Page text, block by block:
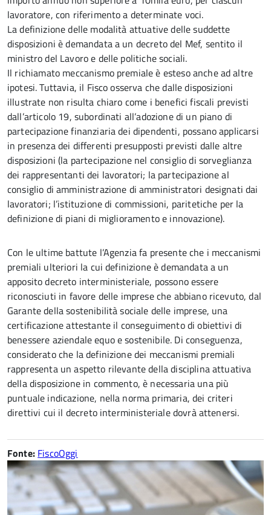
lavoratore, con riferimento a determinate voci.
La definizione delle modalità attuative delle suddette
disposizioni è demandata a un decreto del Mef, sentito il
ministro del Lavoro e delle politiche sociali.
Il richiamato meccanismo premiale è esteso anche ad altre
ipotesi. Tuttavia, il Fisco osserva che dalle disposizioni
illustrate non risulta chiaro come i benefici fiscali previsti
dall’articolo 19, subordinati all’adozione di un piano di
partecipazione finanziaria dei dipendenti, possano applicarsi
in presenza dei differenti presupposti previsti dalle altre
disposizioni (la partecipazione nel consiglio di sorveglianza
dei rappresentanti dei lavoratori; la partecipazione al
consiglio di amministrazione di amministratori designati dai
lavoratori; l’istituzione di commissioni, paritetiche per la
definizione di piani di miglioramento e innovazione).
Con le ultime battute l’Agenzia fa presente che i meccanismi
premiali ulteriori la cui definizione è demandata a un
apposito decreto interministeriale, possono essere
riconosciuti in favore delle imprese che abbiano ricevuto, dal
Garante della sostenibilità sociale delle imprese, una
certificazione attestante il conseguimento di obiettivi di
benessere aziendale equo e sostenibile. Di conseguenza,
considerato che la definizione dei meccanismi premiali
rappresenta un aspetto rilevante della disciplina attuativa
della disposizione in commento, è necessaria una più
puntuale indicazione, nella norma primaria, dei criteri
direttivi cui il decreto interministeriale dovrà attenersi.
Fonte: FiscoOggi